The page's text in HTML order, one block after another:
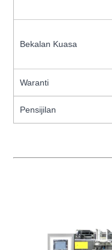
Bekalan Kuasa
Waranti
Pensijilan